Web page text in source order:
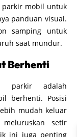
parkir mobil untuk
panduan visual.
samping untuk
saat mundur.
Berhenti
parkir adalah
berhenti. Posisi
mudah keluar
setir
ini juga penting